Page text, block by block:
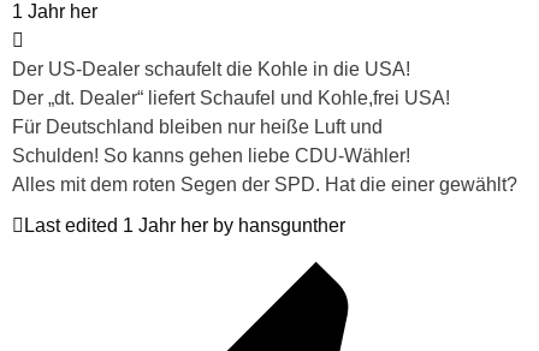
1 Jahr her
Der US-Dealer schaufelt die Kohle in die USA!
Der „dt. Dealer“ liefert Schaufel und Kohle,frei USA!
Für Deutschland bleiben nur heiße Luft und
Schulden! So kanns gehen liebe CDU-Wähler!
Alles mit dem roten Segen der SPD. Hat die einer gewählt?
Last edited 1 Jahr her by hansgunther